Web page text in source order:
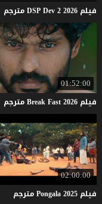
فيلم DSPDev22026 مترجم
01:52:00
فيلم BreakFast2026 مترجم
02:00:00
فيلم Pongala2025 مترجم